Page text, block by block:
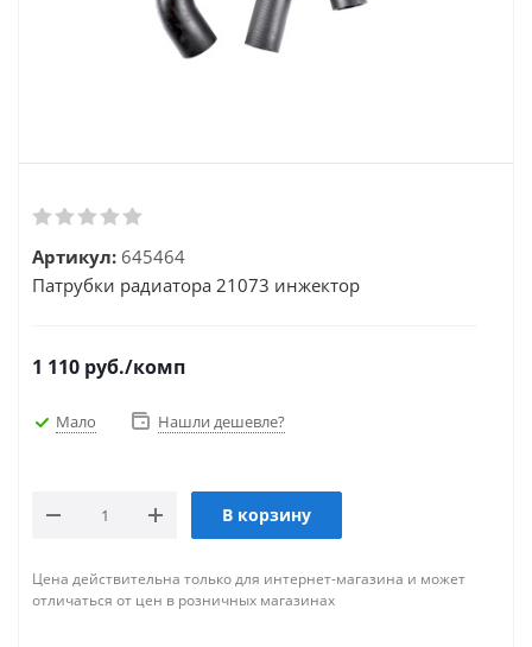
Артикул: 645464
Патрубки радиатора 21073 инжектор
1 110 руб./комп
Мало Нашли дешевле?
В корзину
Цена действительна только для интернет-магазина и может
отличаться от цен в розничных магазинах